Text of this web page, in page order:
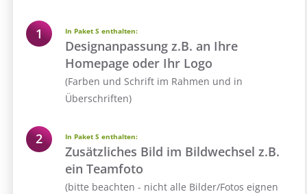
In Paket S enthalten:
Designanpassung z.B. an Ihre
Homepage oder Ihr Logo
(Farben und Schrift im Rahmen und in
Überschriften)
In Paket S enthalten:
Zusätzliches Bild im Bildwechsel z.B.
ein Teamfoto
(bitte beachten - nicht alle Bilder/Fotos eignen